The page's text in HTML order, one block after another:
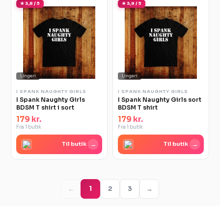
★ 3,8 / 5
Lingeri
I SPANK NAUGHTY GIRLS
I Spank Naughty Girls
BDSM T shirt i sort
179 kr.
Fra 1 butik
Til butik →
★ 3,9 / 5
Lingeri
I SPANK NAUGHTY GIRLS
I Spank Naughty Girls sort
BDSM T shirt
179 kr.
Fra 1 butik
Til butik →
← 1 2 3 →